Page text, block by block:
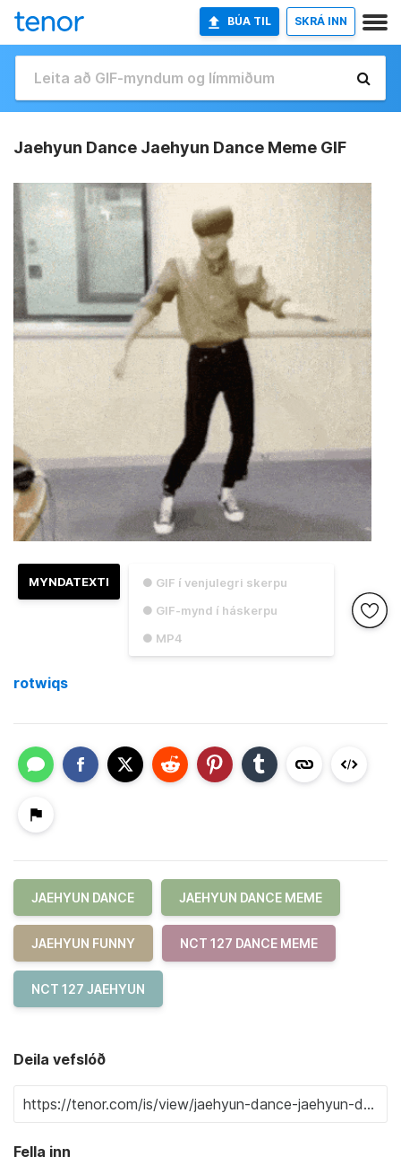
BÚA TIL SKRÁ INN
Jaehyun Dance Jaehyun Dance Meme GIF
● GIF í venjulegri skerpu
● GIF-mynd í háskerpu
● MP4
MYNDATEXTI
rotwiqs
JAEHYUN DANCE JAEHYUN DANCE MEME
JAEHYUN FUNNY NCT 127 DANCE MEME
NCT 127 JAEHYUN
Deila vefslóð
Fella inn